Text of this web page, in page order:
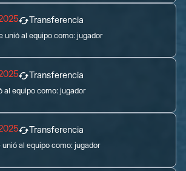
Transferencia
unió al equipo como:jugador
Transferencia
al equipo como:jugador
Transferencia
unió al equipo como:jugador